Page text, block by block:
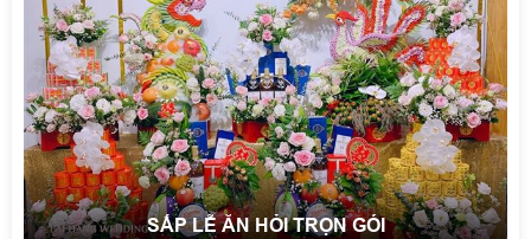
SẮP LỄ ĂN HỎI TRỌN GÓI